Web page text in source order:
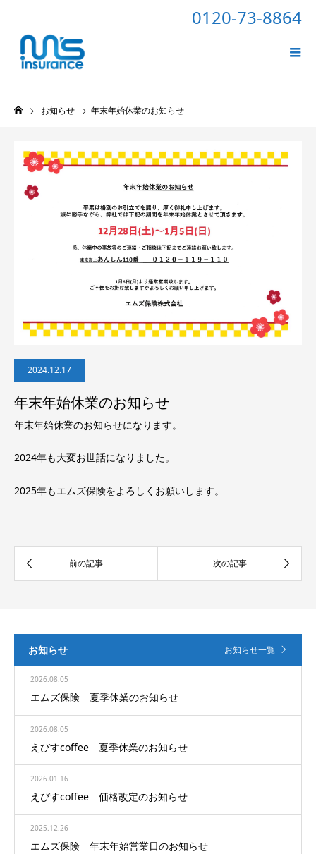
0120-73-8864
お知らせ 年末年始休業のお知らせ
2024.12.17
年末年始休業のお知らせ
年末年始休業のお知らせになります。
2024年も大変お世話になりました。
2025年もエムズ保険をよろしくお願いします。
お知らせ お知らせ一覧
2026.08.05
エムズ保険 夏季休業のお知らせ
2026.08.05
えびすcoffee 夏季休業のお知らせ
2026.01.16
えびすcoffee 価格改定のお知らせ
2025.12.26
エムズ保険 年末年始営業日のお知らせ